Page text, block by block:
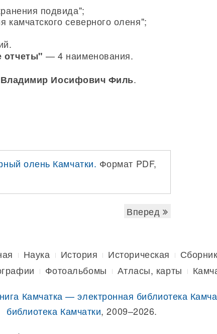
подвида";
северного оленя";
отчеты" — 4 наименования.
Владимир Иосифович Филь.
олень Камчатки. Формат PDF,
Вперед
Наука История Историческая
Фотоальбомы Атласы, карты
Камчатка — электронная библиотека
библиотека Камчатки, 2009–2026.